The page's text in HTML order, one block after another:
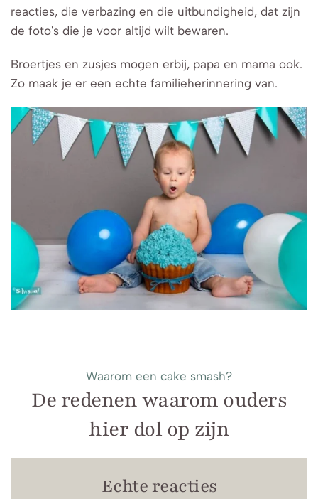
reacties, die verbazing en die uitbundigheid, dat zijn
de foto's die je voor altijd wilt bewaren.
Broertjes en zusjes mogen erbij, papa en mama ook.
Zo maak je er een echte familieherinnering van.
Waarom een cake smash?
De redenen waarom ouders
hier dol op zijn
Echte reacties